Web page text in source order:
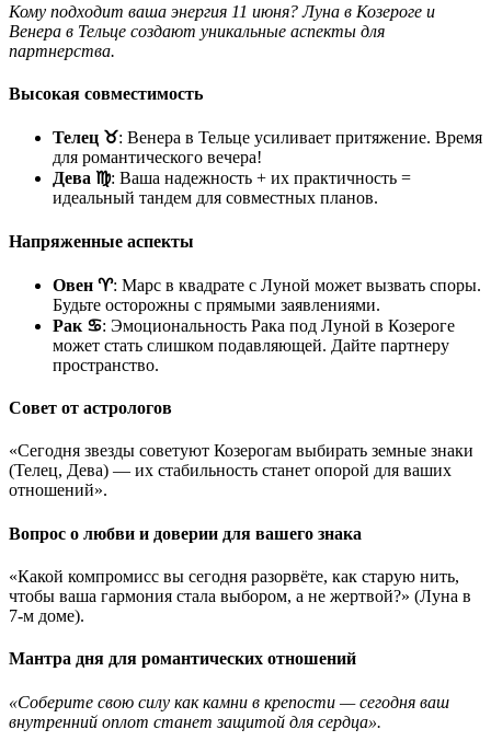
Кому подходит ваша энергия 11 июня? Луна в Козероге и
Венера в Тельце создают уникальные аспекты для
партнерства.
Высокая совместимость
Телец ♉: Венера в Тельце усиливает притяжение. Время
для романтического вечера!
Дева ♍: Ваша надежность + их практичность =
идеальный тандем для совместных планов.
Напряженные аспекты
Овен ♈: Марс в квадрате с Луной может вызвать споры.
Будьте осторожны с прямыми заявлениями.
Рак ♋: Эмоциональность Рака под Луной в Козероге
может стать слишком подавляющей. Дайте партнеру
пространство.
Совет от астрологов
«Сегодня звезды советуют Козерогам выбирать земные знаки
(Телец, Дева) — их стабильность станет опорой для ваших
отношений».
Вопрос о любви и доверии для вашего знака
«Какой компромисс вы сегодня разорвёте, как старую нить,
чтобы ваша гармония стала выбором, а не жертвой?» (Луна в
7-м доме).
Мантра дня для романтических отношений
«Соберите свою силу как камни в крепости — сегодня ваш
внутренний оплот станет защитой для сердца».